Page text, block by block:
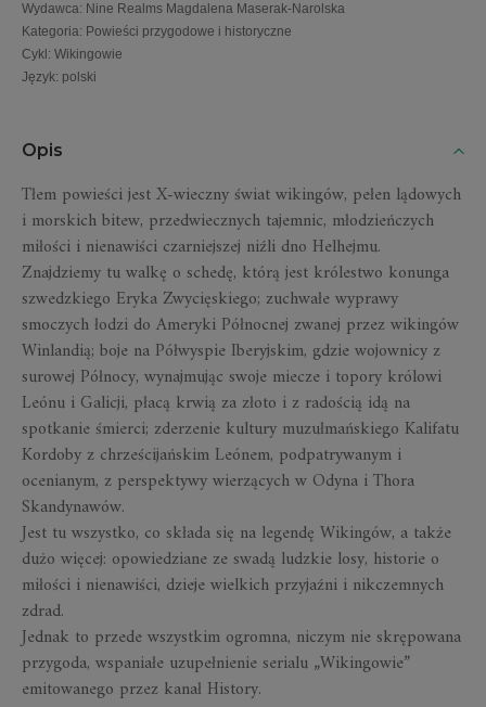
Wydawca: Nine Realms Magdalena Maserak-Narolska
Kategoria: Powieści przygodowe i historyczne
Cykl : Wikingowie
Język: polski
Opis
Tłem powieści jest X-wieczny świat wikingów, pełen lądowych
i morskich bitew, przedwiecznych tajemnic, młodzieńczych
miłości i nienawiści czarniejszej niźli dno Helhejmu.
Znajdziemy tu walkę o schedę, którą jest królestwo konunga
szwedzkiego Eryka Zwycięskiego; zuchwałe wyprawy
smoczych łodzi do Ameryki Północnej zwanej przez wikingów
Winlandią; boje na Półwyspie Iberyjskim, gdzie wojownicy z
surowej Północy, wynajmując swoje miecze i topory królowi
Leónu i Galicji, płacą krwią za złoto i z radością idą na
spotkanie śmierci; zderzenie kultury muzułmańskiego Kalifatu
Kordoby z chrześcijańskim Leónem, podpatrywanym i
ocenianym, z perspektywy wierzących w Odyna i Thora
Skandynawów.
Jest tu wszystko, co składa się na legendę Wikingów, a także
dużo więcej: opowiedziane ze swadą ludzkie losy, historie o
miłości i nienawiści, dzieje wielkich przyjaźni i nikczemnych
zdrad.
Jednak to przede wszystkim ogromna, niczym nie skrępowana
przygoda, wspaniałe uzupełnienie serialu „Wikingowie”
emitowanego przez kanał History.